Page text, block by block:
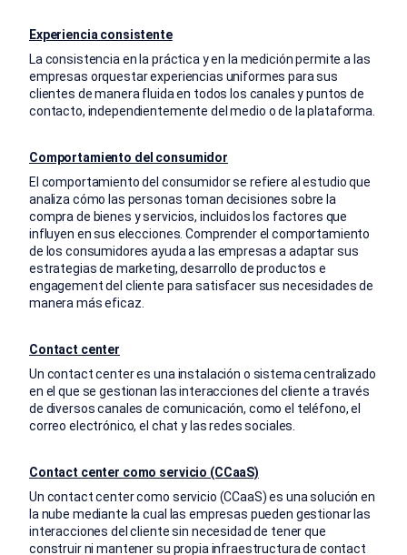
Experiencia consistente
La consistencia en la práctica y en la medición permite a las
empresas orquestar experiencias uniformes para sus
clientes de manera fluida en todos los canales y puntos de
contacto, independientemente del medio o de la plataforma.
Comportamiento del consumidor
El comportamiento del consumidor se refiere al estudio que
analiza cómo las personas toman decisiones sobre la
compra de bienes y servicios, incluidos los factores que
influyen en sus elecciones. Comprender el comportamiento
de los consumidores ayuda a las empresas a adaptar sus
estrategias de marketing, desarrollo de productos e
engagement del cliente para satisfacer sus necesidades de
manera más eficaz.
Contact center
Un contact center es una instalación o sistema centralizado
en el que se gestionan las interacciones del cliente a través
de diversos canales de comunicación, como el teléfono, el
correo electrónico, el chat y las redes sociales.
Contact center como servicio (CCaaS)
Un contact center como servicio (CCaaS) es una solución en
la nube mediante la cual las empresas pueden gestionar las
interacciones del cliente sin necesidad de tener que
construir ni mantener su propia infraestructura de contact